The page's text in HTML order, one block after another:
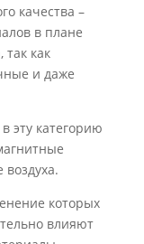
качества –
в плане
так как
и даже
эту категорию
которых
влияют